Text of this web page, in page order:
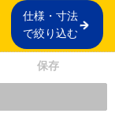
仕様・寸法
で絞り込む
保存